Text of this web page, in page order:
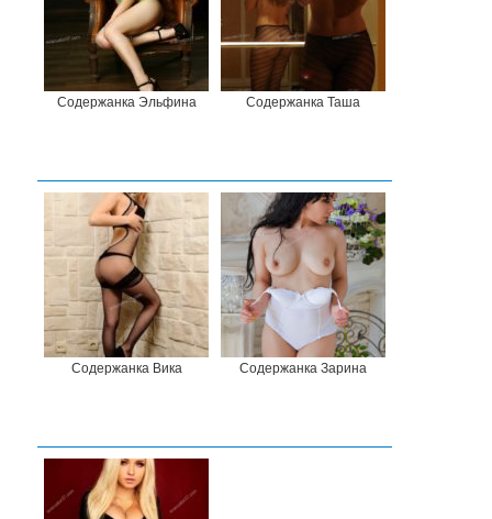
Содержанка Эльфина Содержанка Таша
Содержанка Вика Содержанка Зарина